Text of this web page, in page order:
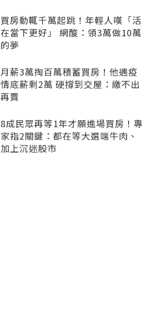
買房動輒千萬起跳！年輕人嘆「活
在當下更好」 網酸：領3萬做10萬
的夢
月薪3萬掏百萬積蓄買房！他遇疫
情底薪剩2萬 硬撐到交屋：繳不出
再賣
8成民眾再等1年才願進場買房！專
家指2關鍵：都在等大選端牛肉、
加上沉迷股市